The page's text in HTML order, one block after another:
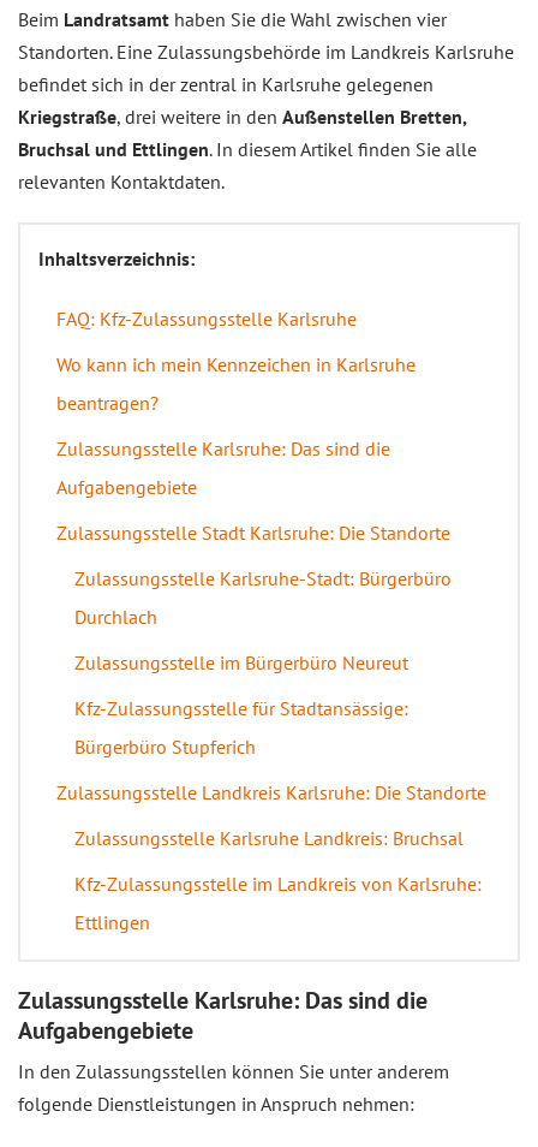
Beim Landratsamt haben Sie die Wahl zwischen vier
Standorten. Eine Zulassungsbehörde im Landkreis Karlsruhe
befindet sich in der zentral in Karlsruhe gelegenen
Kriegstraße, drei weitere in den Außenstellen Bretten,
Bruchsal und Ettlingen. In diesem Artikel finden Sie alle
relevanten Kontaktdaten.
Inhaltsverzeichnis:
FAQ: Kfz-Zulassungsstelle Karlsruhe
Wo kann ich mein Kennzeichen in Karlsruhe
beantragen?
Zulassungsstelle Karlsruhe: Das sind die
Aufgabengebiete
Zulassungsstelle Stadt Karlsruhe: Die Standorte
Zulassungsstelle Karlsruhe-Stadt: Bürgerbüro
Durchlach
Zulassungsstelle im Bürgerbüro Neureut
Kfz-Zulassungsstelle für Stadtansässige:
Bürgerbüro Stupferich
Zulassungsstelle Landkreis Karlsruhe: Die Standorte
Zulassungsstelle Karlsruhe Landkreis: Bruchsal
Kfz-Zulassungsstelle im Landkreis von Karlsruhe:
Ettlingen
Zulassungsstelle Karlsruhe: Das sind die
Aufgabengebiete
In den Zulassungsstellen können Sie unter anderem
folgende Dienstleistungen in Anspruch nehmen: